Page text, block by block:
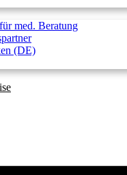
med. Beratung
(DE)